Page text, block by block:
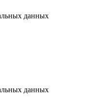
данных
данных